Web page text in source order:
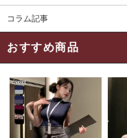
コラム記事
おすすめ商品